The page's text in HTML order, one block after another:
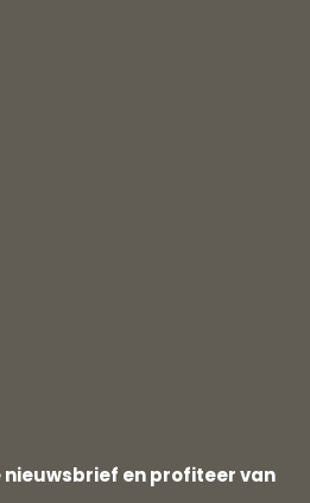
nieuwsbrief en profiteer van